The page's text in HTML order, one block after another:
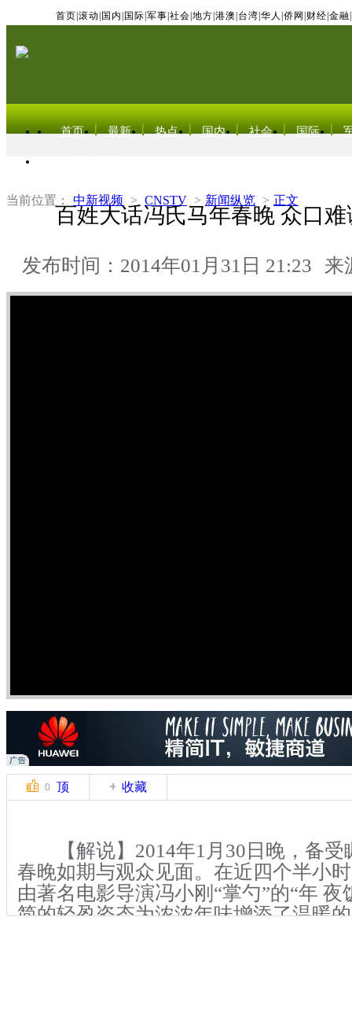
首页 滚动 国内 国际 军事 社会 地方 港澳 台湾 华人 侨网 财经 金融
首页 最新 热点 国内 社会 国际
当前位置： 中新视频 > CNSTV > 新闻纵览 > 正文
百姓大话冯氏马年春晚 众口
发布时间：2014年01月31日 21:23 来
0 顶 收藏
【解说】2014年1月30日晚，备受
春晚如期与观众见面。在近四个半小
由著名电影导演冯小刚“掌勺”的“年 夜
简的轻盈姿态为浓浓年味增添了温暖